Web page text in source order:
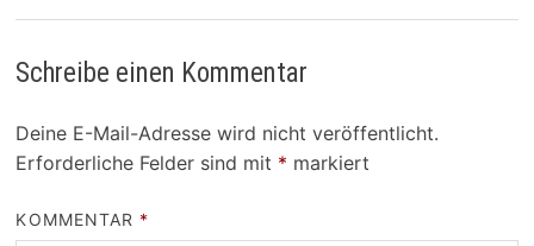
Schreibe einen Kommentar
Deine E-Mail-Adresse wird nicht veröffentlicht.
Erforderliche Felder sind mit * markiert
KOMMENTAR *